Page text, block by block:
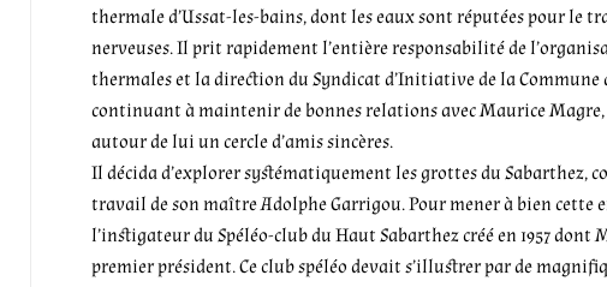
thermale d’Ussat-les-bains, dont les eaux sont réputées pour le
nerveuses. Il prit rapidement l’entière responsabilité de
thermales et la direction du Syndicat d’Initiative de la Commune
continuant à maintenir de bonnes relations avec Maurice
autour de lui un cercle d’amis sincères.
Il décida d’explorer systématiquement les grottes du Sabarthez,
travail de son maître Adolphe Garrigou. Pour mener à bien cette
l’instigateur du Spéléo-club du Haut Sabarthez créé en 1957 dont
premier président. Ce club spéléo devait s’illustrer par de